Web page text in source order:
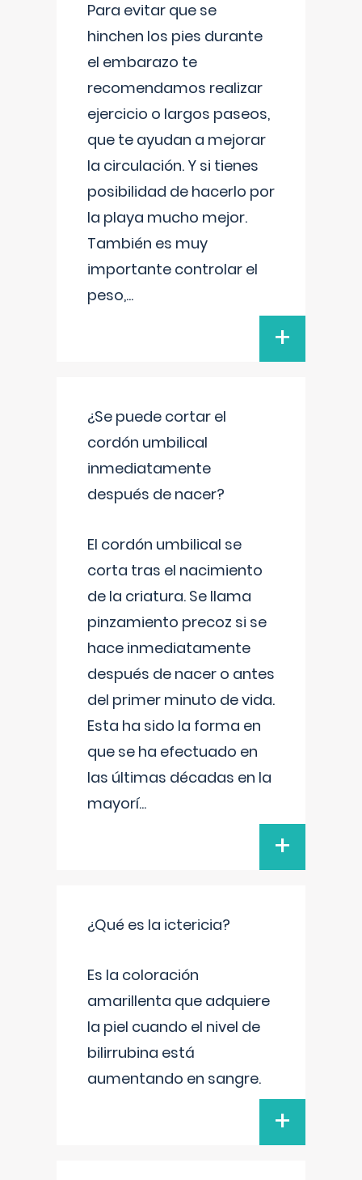
Para evitar que se
hinchen los pies durante
el embarazo te
recomendamos realizar
ejercicio o largos paseos,
que te ayudan a mejorar
la circulación. Y si tienes
posibilidad de hacerlo por
la playa mucho mejor.
También es muy
importante controlar el
peso,...
+
¿Se puede cortar el
cordón umbilical
inmediatamente
después de nacer?
El cordón umbilical se
corta tras el nacimiento
de la criatura. Se llama
pinzamiento precoz si se
hace inmediatamente
después de nacer o antes
del primer minuto de vida.
Esta ha sido la forma en
que se ha efectuado en
las últimas décadas en la
mayorí...
+
¿Qué es la ictericia?
Es la coloración
amarillenta que adquiere
la piel cuando el nivel de
bilirrubina está
aumentando en sangre.
+